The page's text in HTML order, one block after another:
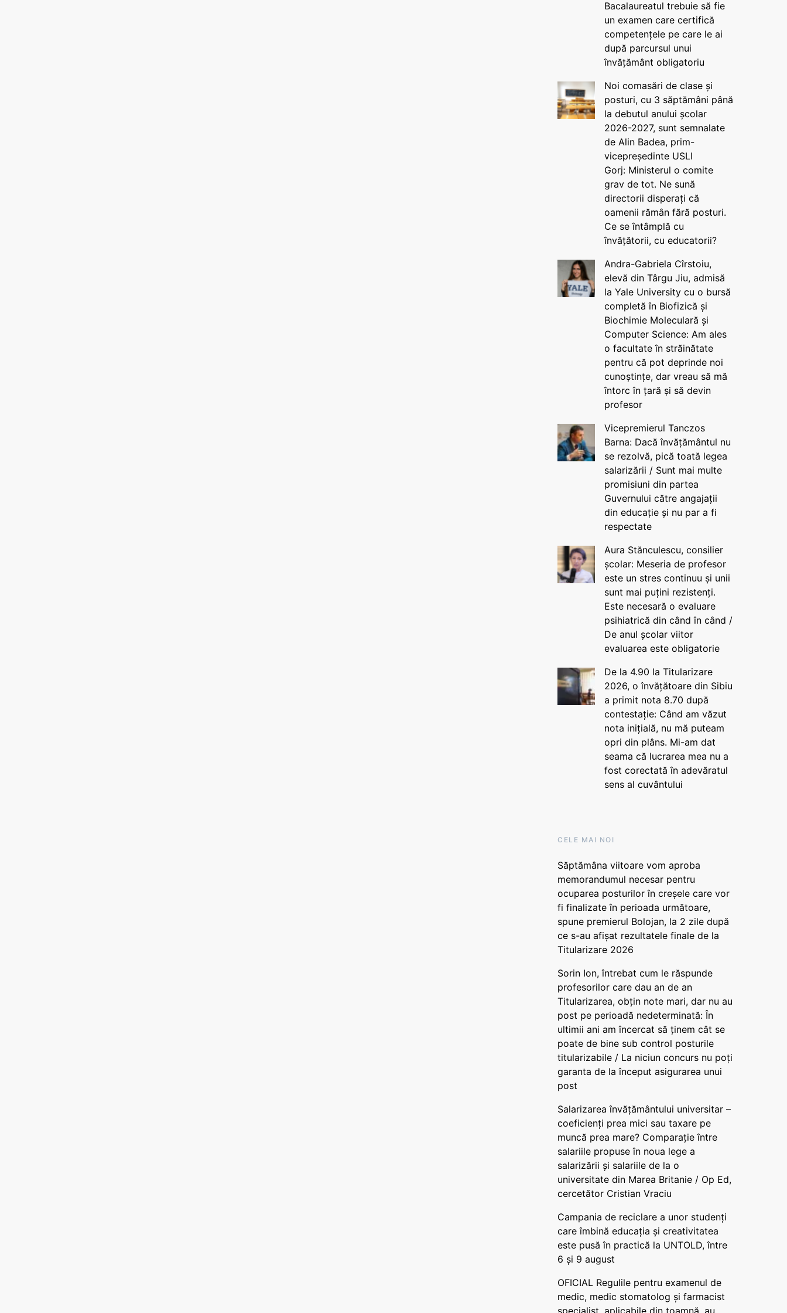
Bacalaureatul trebuie să fie
un examen care certifică
competențele pe care le ai
după parcursul unui
învățământ obligatoriu
Noi comasări de clase și
posturi, cu 3 săptămâni până
la debutul anului școlar
2026-2027, sunt semnalate
de Alin Badea, prim-
vicepreședinte USLI
Gorj: Ministerul o comite
grav de tot. Ne sună
directorii disperați că
oamenii rămân fără posturi.
Ce se întâmplă cu
învățătorii, cu educatorii?
Andra-Gabriela Cîrstoiu,
elevă din Târgu Jiu, admisă
la Yale University cu o bursă
completă în Biofizică și
Biochimie Moleculară și
Computer Science: Am ales
o facultate în străinătate
pentru că pot deprinde noi
cunoștințe, dar vreau să mă
întorc în țară și să devin
profesor
Vicepremierul Tanczos
Barna: Dacă învățământul nu
se rezolvă, pică toată legea
salarizării / Sunt mai multe
promisiuni din partea
Guvernului către angajații
din educație și nu par a fi
respectate
Aura Stănculescu, consilier
școlar: Meseria de profesor
este un stres continuu și unii
sunt mai puțini rezistenți.
Este necesară o evaluare
psihiatrică din când în când /
De anul școlar viitor
evaluarea este obligatorie
De la 4.90 la Titularizare
2026, o învățătoare din Sibiu
a primit nota 8.70 după
contestație: Când am văzut
nota inițială, nu mă puteam
opri din plâns. Mi-am dat
seama că lucrarea mea nu a
fost corectată în adevăratul
sens al cuvântului
CELE MAI NOI
Săptămâna viitoare vom aproba
memorandumul necesar pentru
ocuparea posturilor în creșele care vor
fi finalizate în perioada următoare,
spune premierul Bolojan, la 2 zile după
ce s-au afișat rezultatele finale de la
Titularizare 2026
Sorin Ion, întrebat cum le răspunde
profesorilor care dau an de an
Titularizarea, obțin note mari, dar nu au
post pe perioadă nedeterminată: În
ultimii ani am încercat să ținem cât se
poate de bine sub control posturile
titularizabile / La niciun concurs nu poți
garanta de la început asigurarea unui
post
Salarizarea învățământului universitar –
coeficienți prea mici sau taxare pe
muncă prea mare? Comparație între
salariile propuse în noua lege a
salarizării și salariile de la o
universitate din Marea Britanie / Op Ed,
cercetător Cristian Vraciu
Campania de reciclare a unor studenți
care îmbină educația și creativitatea
este pusă în practică la UNTOLD, între
6 și 9 august
OFICIAL Regulile pentru examenul de
medic, medic stomatolog și farmacist
specialist, aplicabile din toamnă, au